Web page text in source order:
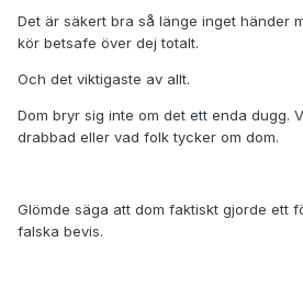
Det är säkert bra så länge inget händer
kör betsafe över dej totalt.
Och det viktigaste av allt.
Dom bryr sig inte om det ett enda dugg.
drabbad eller vad folk tycker om dom.
Glömde säga att dom faktiskt gjorde ett
falska bevis.